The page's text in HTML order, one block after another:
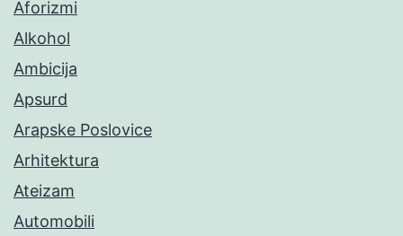
Aforizmi
Alkohol
Ambicija
Apsurd
Arapske Poslovice
Arhitektura
Ateizam
Automobili